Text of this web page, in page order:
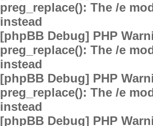
preg_replace(): The /e
instead
[phpBB Debug] PHP
preg_replace(): The /e
instead
[phpBB Debug] PHP
preg_replace(): The /e
instead
[phpBB Debug] PHP